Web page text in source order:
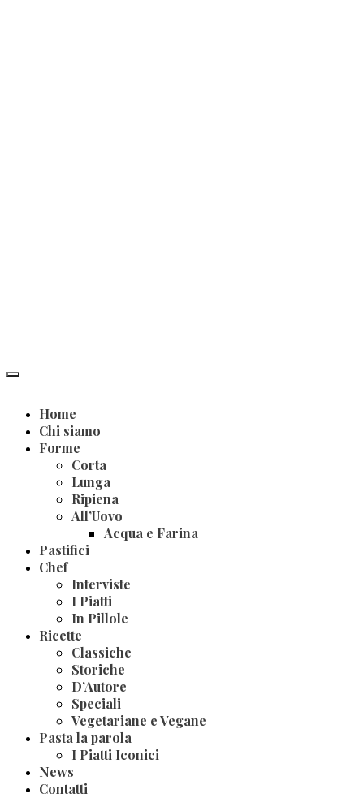
Home
Chi siamo
Forme
Corta
Lunga
Ripiena
All’Uovo
Acqua e Farina
Pastifici
Chef
Interviste
I Piatti
In Pillole
Ricette
Classiche
Storiche
D’Autore
Speciali
Vegetariane e Vegane
Pasta la parola
I Piatti Iconici
News
Contatti